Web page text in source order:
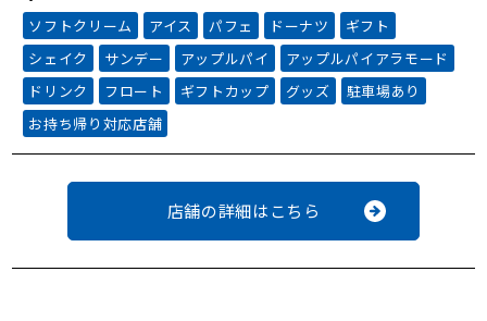
ソフトクリーム アイス パフェ ドーナツ
ギフト
シェイク
サンデー アップルパイ
アップルパイアラモード
ドリンク
フロート ギフトカップ グッズ
駐車場あり
お持ち帰り対応店舗
店舗の詳細はこちら